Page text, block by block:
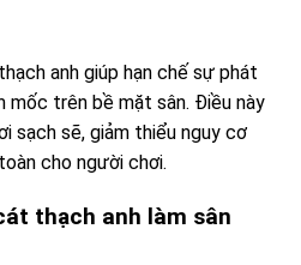
anh giúp hạn chế sự phát
mốc trên bề mặt sân. Điều này
sạch sẽ, giảm thiểu nguy cơ
cho người chơi.
thạch anh làm sân